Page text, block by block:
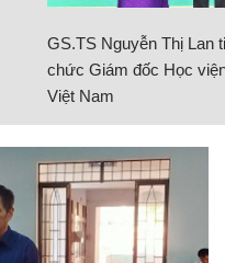
GS.TS Nguyễn Thị Lan
chức Giám đốc Học
Việt Nam